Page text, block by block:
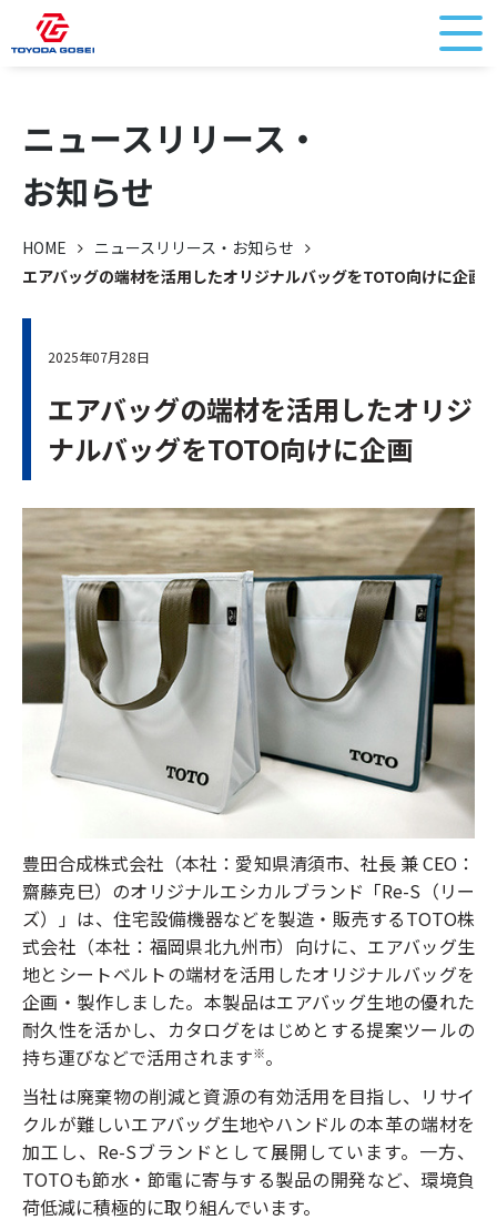
ニュースリリース・
お知らせ
HOME
ニュースリリース・お知らせ
エアバッグの端材を活用したオリジナルバッグをTOTO向けに企画
2025年07月28日
エアバッグの端材を活用したオリジ
ナルバッグをTOTO向けに企画
豊田合成株式会社（本社：愛知県清須市、社長 兼 CEO：
齋藤克巳）のオリジナルエシカルブランド「Re-S（リー
ズ）」は、住宅設備機器などを製造・販売するTOTO株
式会社（本社：福岡県北九州市）向けに、エアバッグ生
地とシートベルトの端材を活用したオリジナルバッグを
企画・製作しました。本製品はエアバッグ生地の優れた
耐久性を活かし、カタログをはじめとする提案ツールの
持ち運びなどで活用されます※。
当社は廃棄物の削減と資源の有効活用を目指し、リサイ
クルが難しいエアバッグ生地やハンドルの本革の端材を
加工し、Re-Sブランドとして展開しています。一方、
TOTOも節水・節電に寄与する製品の開発など、環境負
荷低減に積極的に取り組んでいます。